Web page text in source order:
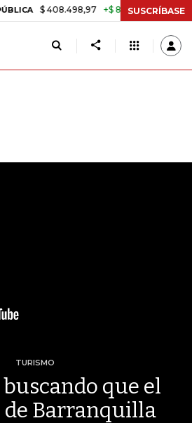
$ 408.498,97 +$ 8.753,81 +2,19%
SUSCRÍBASE
TURISMO
buscando que el
de Barranquilla